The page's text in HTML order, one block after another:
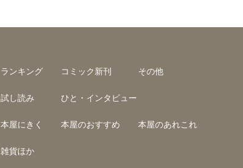
ランキング コミック新刊 その他
試し読み ひと・インタビュー
本屋にきく 本屋のおすすめ 本屋のあれこれ
雑貨ほか